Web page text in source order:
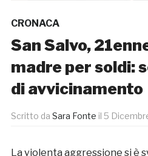
CRONACA
San Salvo,
madre per soldi:
di avvicinamento
Scritto da Sara Fonte il 5
La violenta aggressione si è